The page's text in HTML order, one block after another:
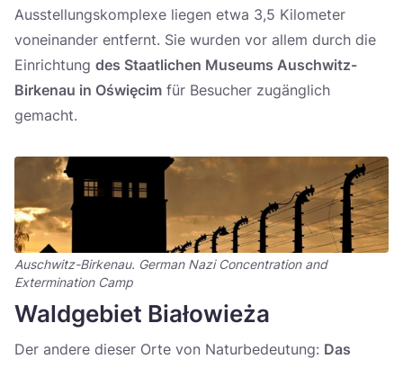
Ausstellungskomplexe liegen etwa 3,5 Kilometer
voneinander entfernt. Sie wurden vor allem durch die
Einrichtung des Staatlichen Museums Auschwitz-
Birkenau in Oświęcim für Besucher zugänglich
gemacht.
Auschwitz-Birkenau. German Nazi Concentration and
Extermination Camp
Waldgebiet Białowieża
Der andere dieser Orte von Naturbedeutung: Das